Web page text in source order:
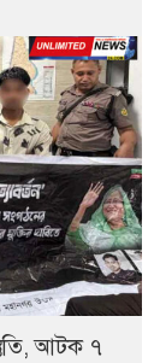
আটক ৭